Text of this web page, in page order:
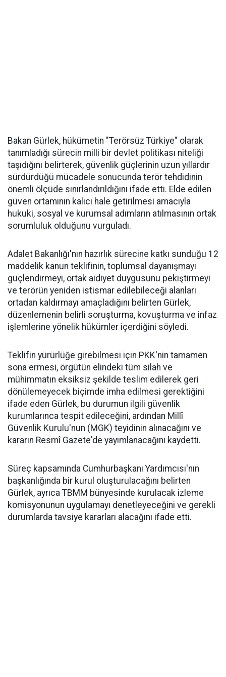
Bakan Gürlek, hükümetin "Terörsüz Türkiye" olarak
tanımladığı sürecin milli bir devlet politikası niteliği
taşıdığını belirterek, güvenlik güçlerinin uzun yıllardır
sürdürdüğü mücadele sonucunda terör tehdidinin
önemli ölçüde sınırlandırıldığını ifade etti. Elde edilen
güven ortamının kalıcı hale getirilmesi amacıyla
hukuki, sosyal ve kurumsal adımların atılmasının ortak
sorumluluk olduğunu vurguladı.
Adalet Bakanlığı'nın hazırlık sürecine katkı sunduğu 12
maddelik kanun teklifinin, toplumsal dayanışmayı
güçlendirmeyi, ortak aidiyet duygusunu pekiştirmeyi
ve terörün yeniden istismar edilebileceği alanları
ortadan kaldırmayı amaçladığını belirten Gürlek,
düzenlemenin belirli soruşturma, kovuşturma ve infaz
işlemlerine yönelik hükümler içerdiğini söyledi.
Teklifin yürürlüğe girebilmesi için PKK'nin tamamen
sona ermesi, örgütün elindeki tüm silah ve
mühimmatın eksiksiz şekilde teslim edilerek geri
dönülemeyecek biçimde imha edilmesi gerektiğini
ifade eden Gürlek, bu durumun ilgili güvenlik
kurumlarınca tespit edileceğini, ardından Millî
Güvenlik Kurulu'nun (MGK) teyidinin alınacağını ve
kararın Resmî Gazete'de yayımlanacağını kaydetti.
Süreç kapsamında Cumhurbaşkanı Yardımcısı'nın
başkanlığında bir kurul oluşturulacağını belirten
Gürlek, ayrıca TBMM bünyesinde kurulacak izleme
komisyonunun uygulamayı denetleyeceğini ve gerekli
durumlarda tavsiye kararları alacağını ifade etti.